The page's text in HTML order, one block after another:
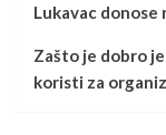
Lukavac
Zašto je dobro
koristi za